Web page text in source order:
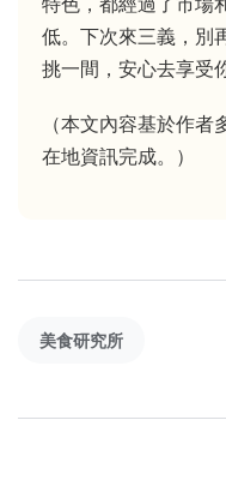
低。下次來三義，別
挑一間，安心去享受
（本文內容基於作
在地資訊完成。）
美食研究所